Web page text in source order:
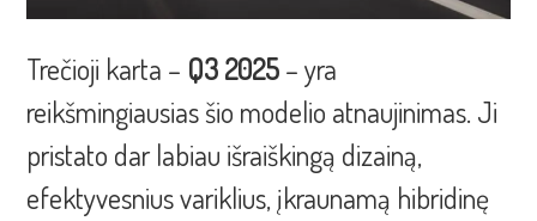
Trečioji karta – Q3 2025– yra
reikšmingiausias šio modelio atnaujinimas. Ji
pristato dar labiau išraiškingą dizainą,
efektyvesnius variklius, įkraunamą hibridinę